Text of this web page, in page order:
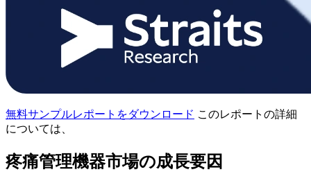
無料サンプルレポートをダウンロード このレポートの詳細
については、
疼痛管理機器市場の成長要因